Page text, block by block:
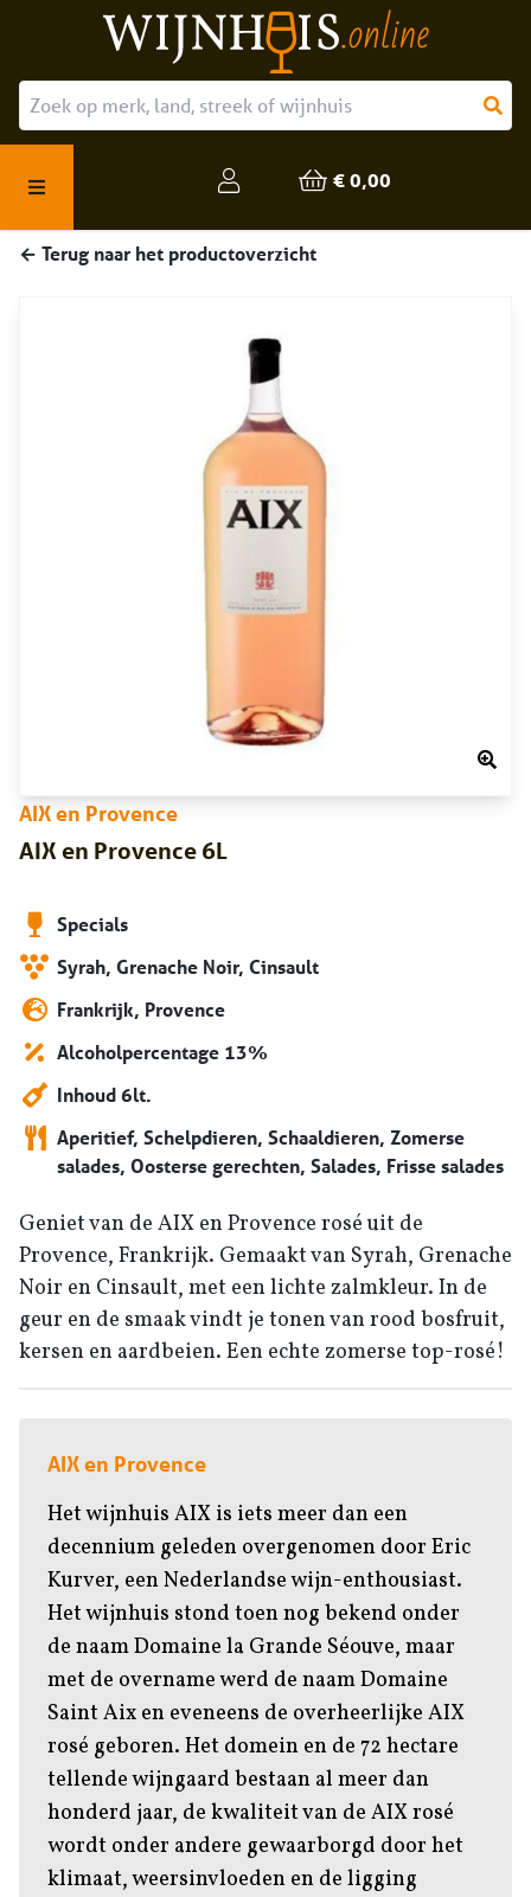
€ 0,00
Onze producten
Veelgestelde vragen
← Terug naar het productoverzicht
AIX en Provence
AIX en Provence 6L
Specials
Syrah, Grenache Noir, Cinsault
Frankrijk, Provence
Alcoholpercentage 13%
Inhoud 6lt.
Aperitief, Schelpdieren, Schaaldieren, Zomerse
salades, Oosterse gerechten, Salades, Frisse salades
Geniet van de AIX en Provence rosé uit de
Provence, Frankrijk. Gemaakt van Syrah, Grenache
Noir en Cinsault, met een lichte zalmkleur. In de
geur en de smaak vindt je tonen van rood bosfruit,
kersen en aardbeien. Een echte zomerse top-rosé!
AIX en Provence
Het wijnhuis AIX is iets meer dan een
decennium geleden overgenomen door Eric
Kurver, een Nederlandse wijn-enthousiast.
Het wijnhuis stond toen nog bekend onder
de naam Domaine la Grande Séouve, maar
met de overname werd de naam Domaine
Saint Aix en eveneens de overheerlijke AIX
rosé geboren. Het domein en de 72 hectare
tellende wijngaard bestaan al meer dan
honderd jaar, de kwaliteit van de AIX rosé
wordt onder andere gewaarborgd door het
klimaat, weersinvloeden en de ligging